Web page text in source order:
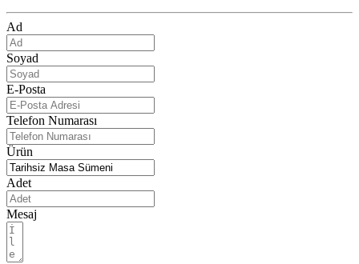
Ad
Soyad
E-Posta
Telefon Numarası
Ürün
Adet
Mesaj